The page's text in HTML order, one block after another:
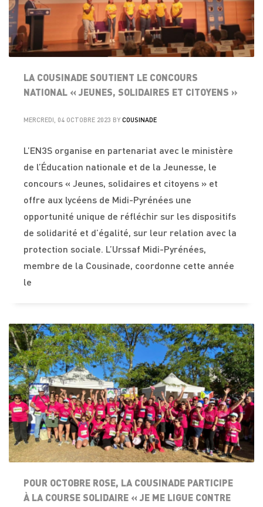
LA COUSINADE SOUTIENT LE CONCOURS
NATIONAL « JEUNES, SOLIDAIRES ET CITOYENS »
MERCREDI, 04 OCTOBRE 2023 BY COUSINADE
L’EN3S organise en partenariat avec le ministère
de l’Éducation nationale et de la Jeunesse, le
concours « Jeunes, solidaires et citoyens » et
offre aux lycéens de Midi-Pyrénées une
opportunité unique de réfléchir sur les dispositifs
de solidarité et d’égalité, sur leur relation avec la
protection sociale. L’Urssaf Midi-Pyrénées,
membre de la Cousinade, coordonne cette année
le
POUR OCTOBRE ROSE, LA COUSINADE PARTICIPE
À LA COURSE SOLIDAIRE « JE ME LIGUE CONTRE